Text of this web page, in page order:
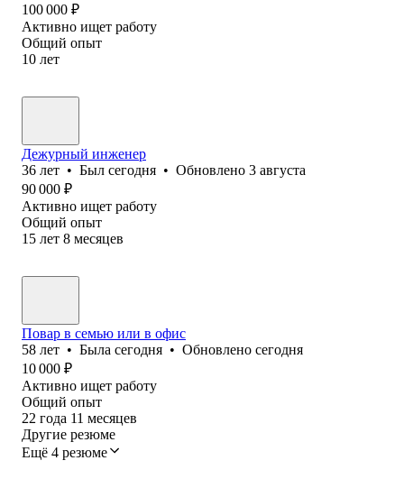
100 000 ₽
Активно ищет работу
Общий опыт
10 лет
Дежурный инженер
36 лет • Был сегодня • Обновлено 3 августа
90 000 ₽
Активно ищет работу
Общий опыт
15 лет 8 месяцев
Повар в семью или в офис
58 лет • Была сегодня • Обновлено сегодня
10 000 ₽
Активно ищет работу
Общий опыт
22 года 11 месяцев
Другие резюме
Ещё 4 резюме